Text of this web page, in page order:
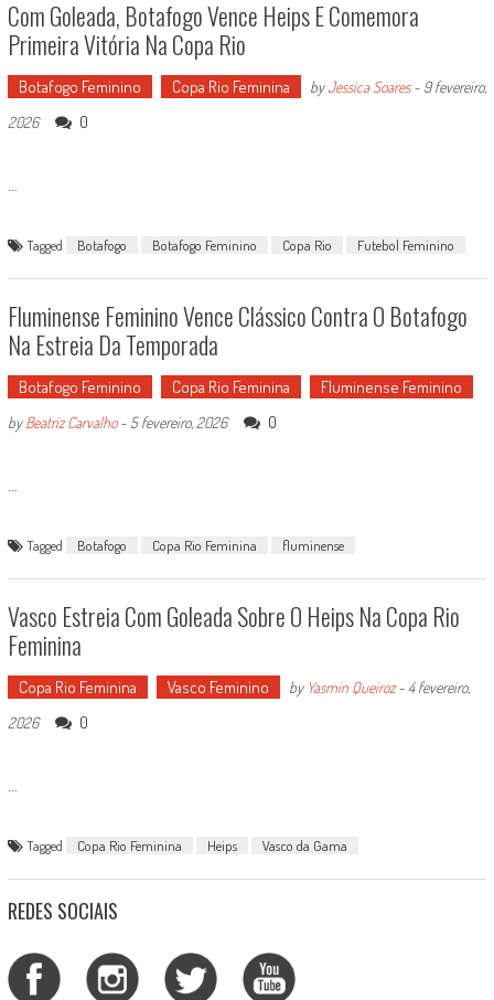
Com Goleada, Botafogo Vence Heips E Comemora
Primeira Vitória Na Copa Rio
Botafogo Feminino Copa Rio Feminina byJessica Soares- 9 fevereiro,
2026
0
Tagged Botafogo Botafogo Feminino Copa Rio Futebol Feminino
Fluminense Feminino Vence Clássico Contra O Botafogo
Na Estreia Da Temporada
Botafogo Feminino Copa Rio Feminina Fluminense Feminino
byBeatriz Carvalho- 5 fevereiro, 2026 0
Tagged Botafogo Copa Rio Feminina fluminense
Vasco Estreia Com Goleada Sobre O Heips Na Copa Rio
Feminina
Copa Rio Feminina Vasco Feminino by Yasmin Queiroz- 4 fevereiro,
2026
0
Tagged Copa Rio Feminina Heips Vasco da Gama
REDES SOCIAIS